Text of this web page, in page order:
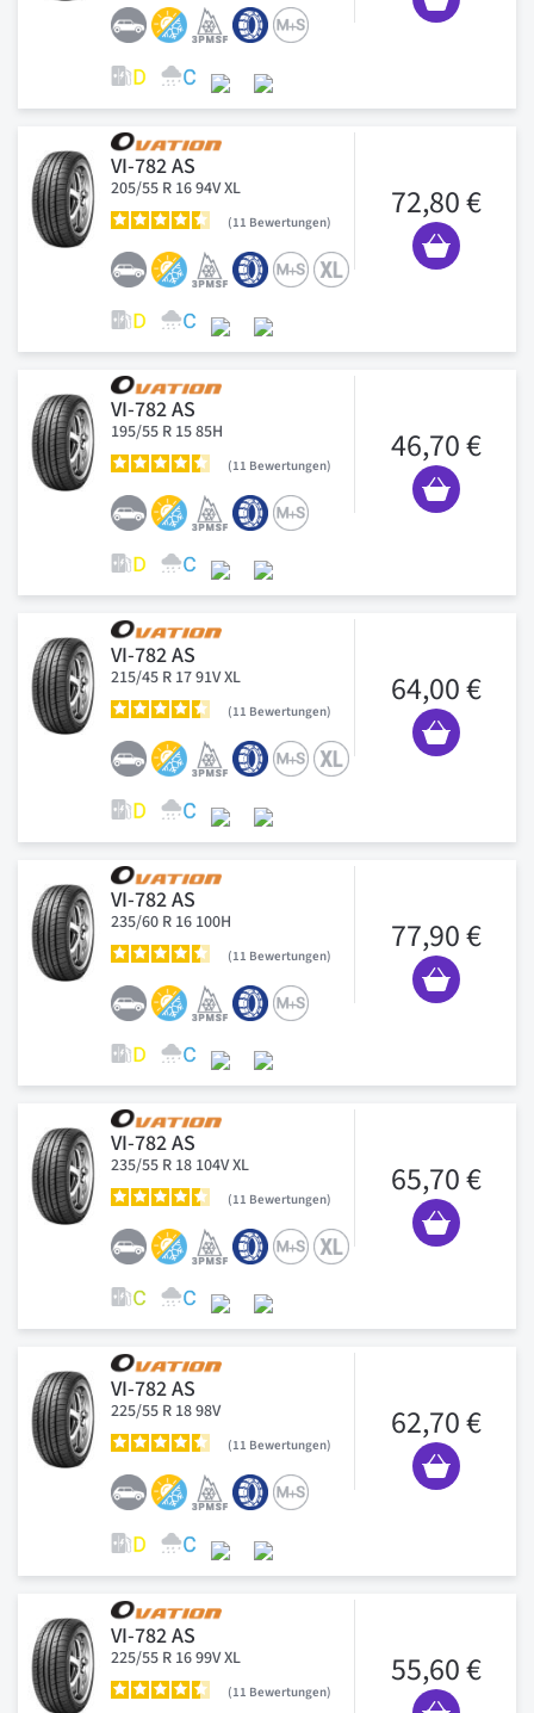
VI-782 AS
205/55 R 16 94V XL
11 Bewertungen 72,80 €
VI-782 AS
195/55 R 15 85H
11 Bewertungen 46,70 €
VI-782 AS
215/45 R 17 91V XL
11 Bewertungen
64,00 €
VI-782 AS
235/60 R 16 100H
11 Bewertungen 77,90 €
VI-782 AS
235/55 R 18 104V XL
11 Bewertungen 65,70 €
VI-782 AS
225/55 R 18 98V
11 Bewertungen
62,70 €
VI-782 AS
225/55 R 16 99V XL
11 Bewertungen
55,60 €